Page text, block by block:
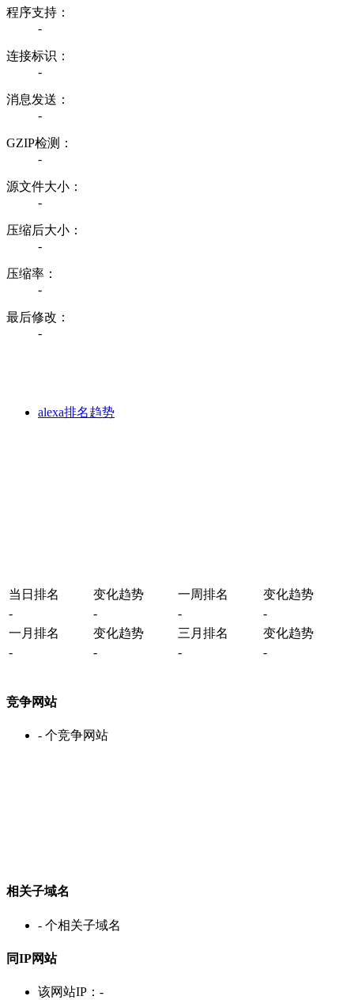
程序支持：
-
连接标识：
-
消息发送：
-
GZIP检测：
-
源文件大小：
-
压缩后大小：
-
压缩率：
-
最后修改：
-
alexa排名趋势
当日排名 变化趋势 一周排名
变化趋势
-
- -
-
一月排名
变化趋势 三月排名
变化趋势
-
- - -
竞争网站
- 个竞争网站
相关子域名
- 个相关子域名
同IP网站
该网站IP： -